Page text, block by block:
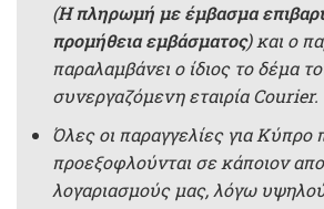
(Η πληρωμή με έμβασμα
προμήθεια εμβάσματος) και ο
παραλαμβάνει ο ίδιος το δέμα
συνεργαζόμενη εταιρία Courier.
Όλες οι παραγγελίες για Κύπρο
προεξοφλούνται σε κάποιον
λογαριασμούς μας, λόγω